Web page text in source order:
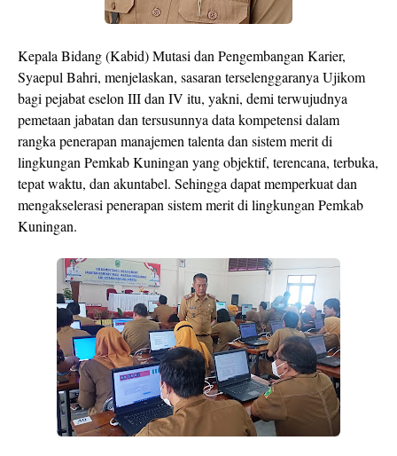
Kepala Bidang (Kabid) Mutasi dan Pengembangan Karier,
Syaepul Bahri, menjelaskan, sasaran terselenggaranya Ujikom
bagi pejabat eselon III dan IV itu, yakni, demi terwujudnya
pemetaan jabatan dan tersusunnya data kompetensi dalam
rangka penerapan manajemen talenta dan sistem merit di
lingkungan Pemkab Kuningan yang objektif, terencana, terbuka,
tepat waktu, dan akuntabel. Sehingga dapat memperkuat dan
mengakselerasi penerapan sistem merit di lingkungan Pemkab
Kuningan.